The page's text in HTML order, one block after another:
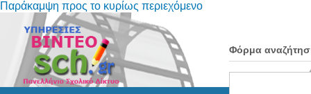
Παράκαμψη προς το κυρίως περιεχόμενο
Φόρμα